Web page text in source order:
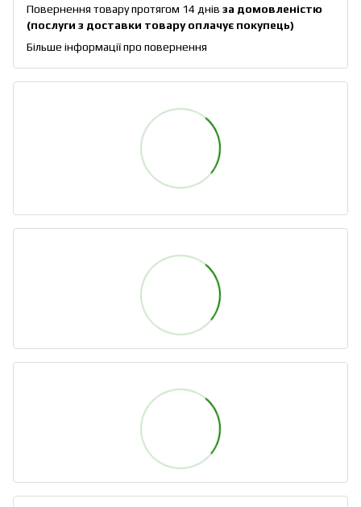
Повернення товару протягом 14 днів за домовленістю
(послуги з доставки товару оплачує покупець)
Більше інформації про повернення